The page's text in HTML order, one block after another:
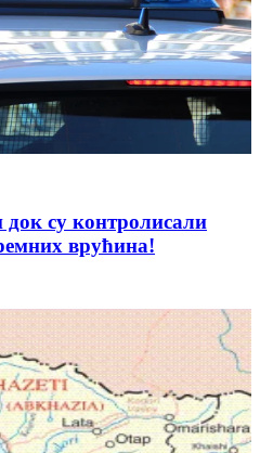
су контролисали
врућина!